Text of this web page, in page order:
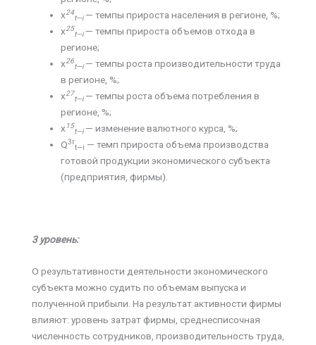
х24
t—i— темпы прироста населения в регионе, %;
х25
t—i— темпы прироста объемов отхода в
регионе;
х26
t—i— темпы роста производительности труда
в регионе, %;
х27
t—i— темпы роста объема потребления в
регионе, %;
х 15
t—i— изменение валютного курса, %;
Q3r
t—i — темп прироста объема производства
готовой продукции экономического субъекта
(предприятия, фирмы).
3 уровень:
О результативности деятельности экономического
субъекта можно судить по объемам выпуска и
полученной прибыли. На результат активности фирмы
влияют: уровень затрат фирмы, среднесписочная
численность сотрудников, производительность труда,